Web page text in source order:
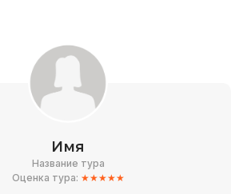
Имя
Название тура
Оценка тура: ★★★★★
Подробнее